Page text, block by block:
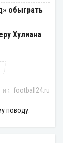
обыграть
Хулиана
football24.ru
поводу.